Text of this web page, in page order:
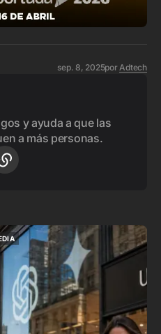
sep. 8, 2025por Adtech
y ayuda a que las
a más personas.